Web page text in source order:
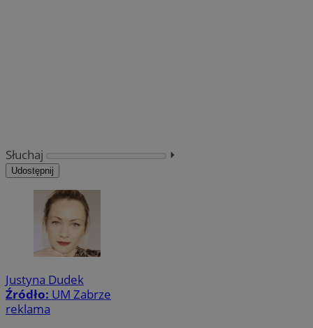
Słuchaj ⏵︎
Udostępnij
Justyna Dudek
Źródło: UM Zabrze
reklama